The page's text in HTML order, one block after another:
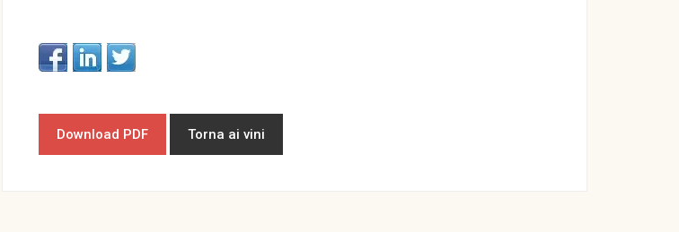
Download PDF Torna ai vini